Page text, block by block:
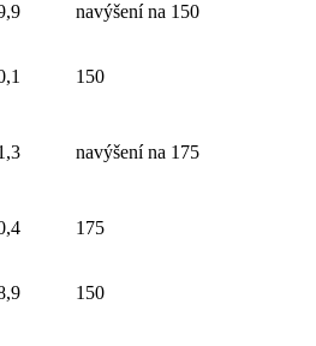
navýšení na 150
150
navýšení na 175
175
150